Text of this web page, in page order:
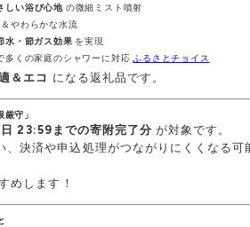
しい浴び心地 の微細ミスト噴射
やわらかな水流
・節ガス効果 を実現
多くの家庭のシャワーに対応ふるさとチョイス
＆エコ になる返礼品です。
守」
23:59までの寄附完了分 が対象です。
、決済や申込処理がつながりにくくなる可
めします！